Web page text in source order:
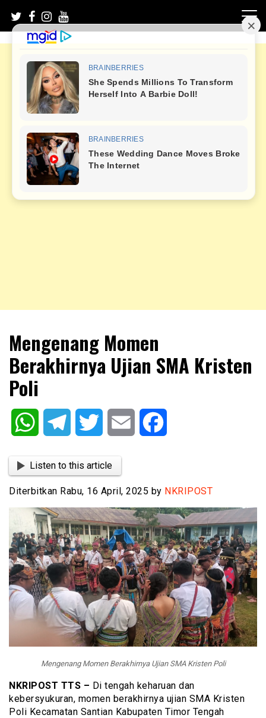
content
NKRIPOST
Mengenang Momen
Berakhirnya Ujian SMA Kristen
Poli
WhatsAppTelegram Twitter Email
Listen to this article
Diterbitkan Rabu, 16 April, 2025 by NKRIPOST
Mengenang Momen Berakhirnya Ujian SMA Kristen Poli
NKRIPOST TTS – Di tengah keharuan dan
kebersyukuran, momen berakhirnya ujian SMA Kristen
Poli Kecamatan Santian Kabupaten Timor Tengah